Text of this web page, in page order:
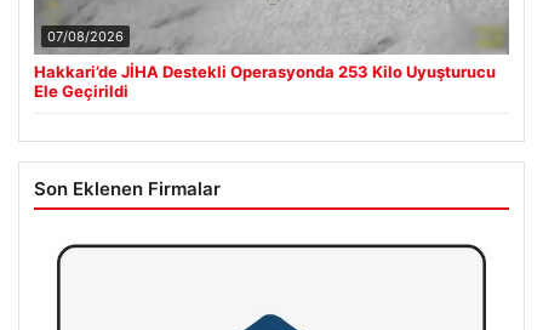
07/08/2026
Hakkari’de JİHA Destekli Operasyonda 253 Kilo Uyuşturucu
Ele Geçirildi
Son Eklenen Firmalar